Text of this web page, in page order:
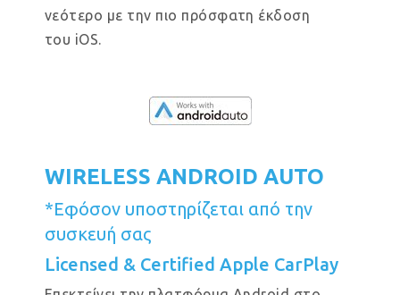
νεότερο με την πιο πρόσφατη έκδοση
του iOS.
WIRELESS ANDROID AUTO
*Εφόσον υποστηρίζεται από την
συσκευή σας
Licensed & Certified Apple CarPlay